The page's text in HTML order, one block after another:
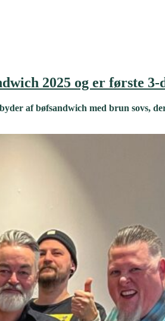
2025 og er første
af bøfsandwich med brun sovs,